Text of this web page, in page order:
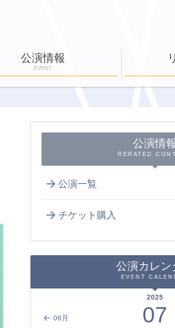
公演情報
EVENT
公演情報
RERATED
公演一覧
チケット購入
公演カレン
EVENT
06月
2025
07